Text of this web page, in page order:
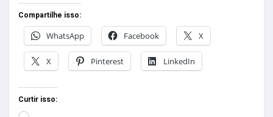
Compartilhe isso:
WhatsApp
Facebook X
X Pinterest LinkedIn
Curtir isso: